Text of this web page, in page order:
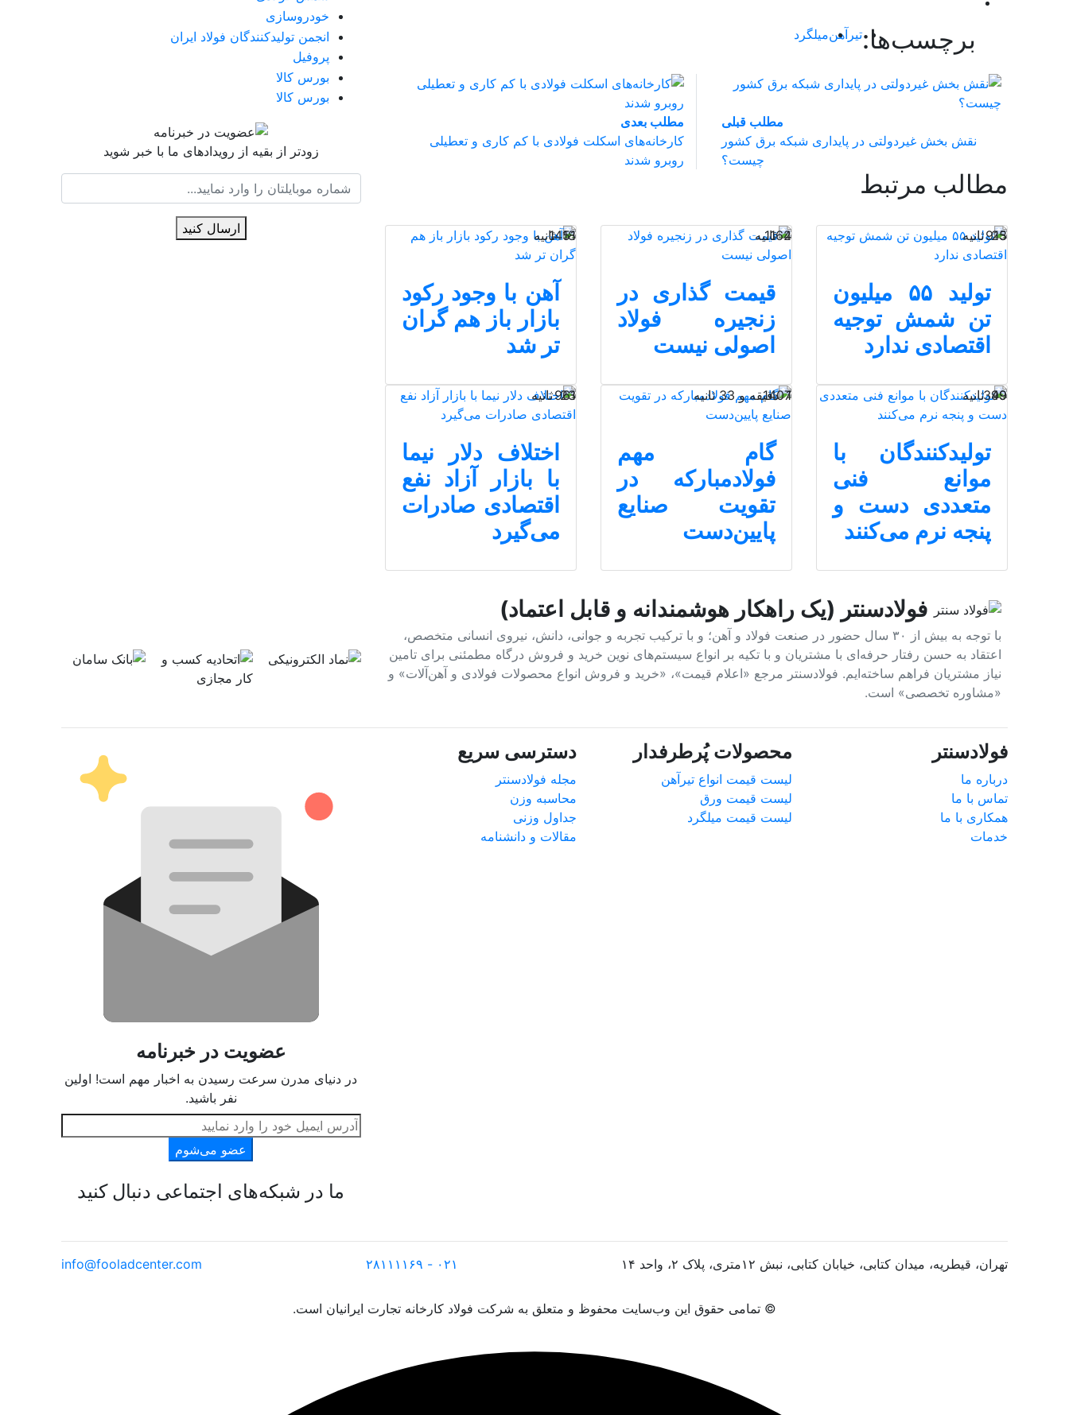
برچسب‌ها:تیرآهنمیلگرد
مطلب قبلی
نقش‌ بخش غیردولتی در پایداری شبکه برق کشور
چیست؟
مطلب بعدی
کارخانه‌های اسکلت فولادی با کم کاری و تعطیلی
روبرو شدند
مطالب مرتبط
25 ثانیه
913
تولید ۵۵ میلیون
تن شمش توجیه
اقتصادی ندارد
4 ثانیه
1162
قیمت گذاری در
زنجیره فولاد
اصولی نیست
18 ثانیه
1451
آهن با وجود رکود
بازار باز هم گران
تر شد
49 ثانیه
399
تولیدکنندگان با
موانع فنی
متعددی دست و
پنجه نرم می‌کنند
1 دقیقه و 33 ثانیه
1407
گام مهم
فولاد‌مبارکه در
تقویت صنایع
پایین‌دست
23 ثانیه
961
اختلاف دلار نیما
با بازار آزاد نفع
اقتصادی صادرات
می‌گیرد
خودروسازی
انجمن تولیدکنندگان فولاد ایران
پروفیل
بورس کالا
بورس کالا
زودتر از بقیه از رویدادهای ما با خبر شوید
ارسال کنید
فولادسنتر (یک راهکار هوشمندانه و قابل اعتماد)
با توجه به بیش از ۳۰ سال حضور در صنعت فولاد و آهن؛ و با ترکیب تجربه و جوانی، دانش، نیروی انسانی متخصص،
اعتقاد به حسن رفتار حرفه‌ای با مشتریان و با تکیه بر انواع سیستم‌های نوین خرید و فروش درگاه مطمئنی برای تامین
نیاز مشتریان فراهم ساخته‌ایم. فولادسنتر مرجع «اعلام قیمت»، «خرید و فروش انواع محصولات فولادی و آهن‌آلات» و
«مشاوره تخصصی» است.
فولادسنتر
درباره ما
تماس با ما
همکاری با ما
خدمات
محصولات پُرطرفدار
لیست قیمت انواع تیرآهن
لیست قیمت ورق
لیست قیمت میلگرد
دسترسی سریع
مجله فولادسنتر
محاسبه وزن
جداول وزنی
مقالات و دانشنامه
عضویت در خبرنامه
در دنیای مدرن سرعت رسیدن به اخبار مهم است! اولین
نفر باشید.
عضو می‌شوم
ما در شبکه‌های اجتماعی دنبال کنید
تهران، قیطریه، میدان کتابی، خیابان کتابی، نبش ۱۲متری، پلاک ۲، واحد ۱۴ ۰۲۱ - ۲۸۱۱۱۱۶۹ info@fooladcenter.com
© تمامی حقوق این وب‌سایت محفوظ و متعلق به شرکت فولاد کارخانه تجارت ایرانیان است.